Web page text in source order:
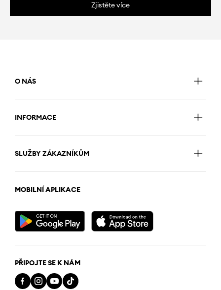
Zjistěte více
O NÁS
INFORMACE
SLUŽBY ZÁKAZNÍKŮM
MOBILNÍ APLIKACE
PŘIPOJTE SE K NÁM